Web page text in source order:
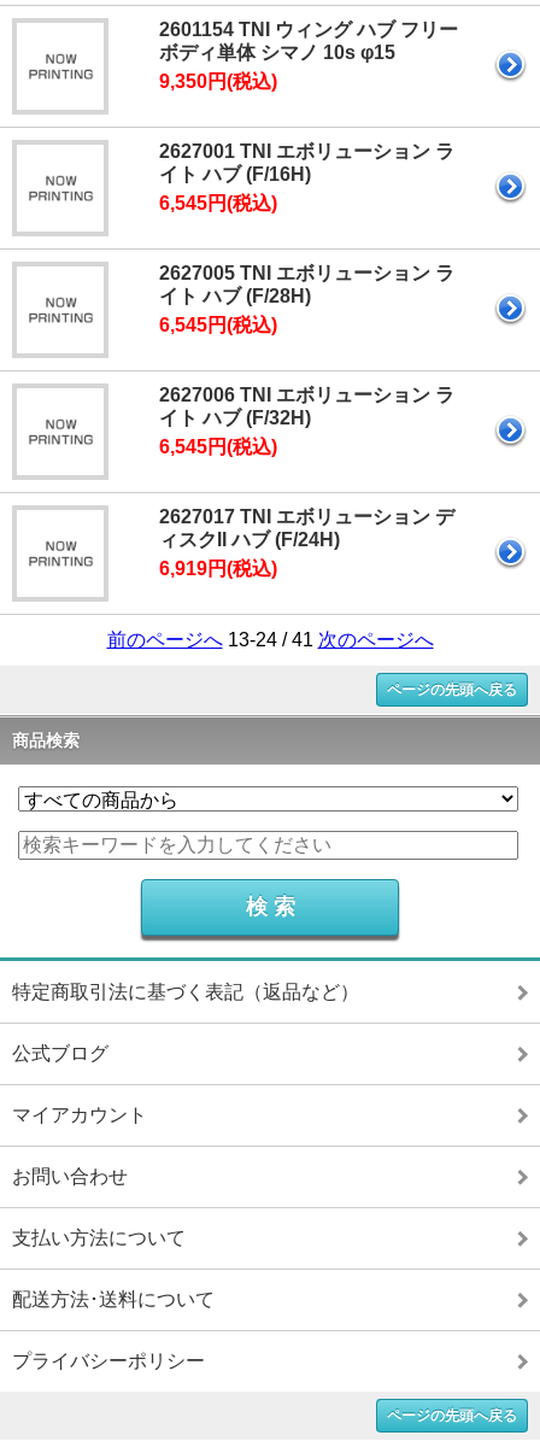
2601154 TNI ウィング ハブ フリー
ボディ単体 シマノ 10s φ15
9,350円(税込)
2627001 TNI エボリューション ラ
イト ハブ (F/16H)
6,545円(税込)
2627005 TNI エボリューション ラ
イト ハブ (F/28H)
6,545円(税込)
2627006 TNI エボリューション ラ
イト ハブ (F/32H)
6,545円(税込)
2627017 TNI エボリューション デ
ィスクII ハブ (F/24H)
6,919円(税込)
前のページへ13-24 / 41 次のページへ
ページの先頭へ戻る
商品検索
特定商取引法に基づく表記（返品など）
公式ブログ
マイアカウント
お問い合わせ
支払い方法について
配送方法･送料について
プライバシーポリシー
ページの先頭へ戻る